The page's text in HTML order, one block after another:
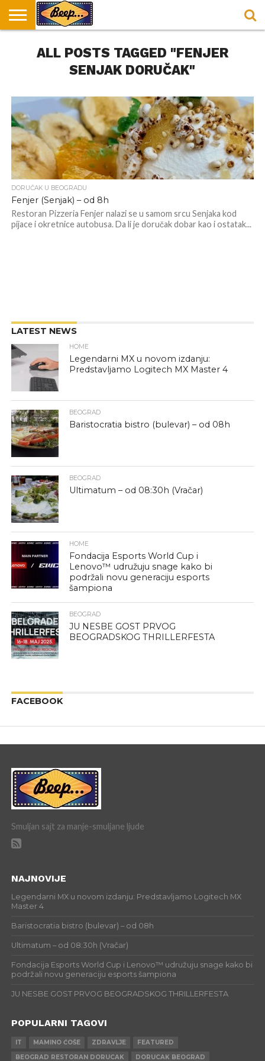
DORUČAK
BEOGRADU
SVAKODNEVICA
ENTERTAINMENT
LOKACIJE
HRANA I
RECEPTI
NEPUSACKI
LOKALI
ALL POSTS TAGGED "FENJER
SENJAK DORUČAK"
DORUČAK U BEOGRADU
Fenjer (Senjak) – od 8h
Restoran Pizzeria Fenjer nalazi se u samom srcu Senjaka kod
pijace i okretnice autobusa. Da li je doručak dobar kao i ostatak...
LATEST NEWS
HOME
Legendarni MX u novom izdanju:
Predstavljamo Logitech MX Master 4
BEOGRAD
Baristocratia bistro (bulevar) – od 08h
BEOGRAD
Ultimatum – od 08:30h (Vračar)
HOME
Fondacija Esports World Cup i
Lenovo™ udružuju snage kako bi
podržali novu generaciju esports
šampiona
BEOGRAD
JU NESBE GOST PRVOG
BEOGRADSKOG THRILLERFESTA
FACEBOOK
Smuljan sajt za manje-smuljane ljude
NAJNOVIJE
Legendarni MX u novom izdanju: Predstavljamo Logitech MX
Master 4
Baristocratia bistro (bulevar) – od 08h
Ultimatum – od 08:30h (Vračar)
Fondacija Esports World Cup i Lenovo™ udružuju snage kako bi
podržali novu generaciju esports šampiona
JU NESBE GOST PRVOG BEOGRADSKOG THRILLERFESTA
POPULARNI TAGOVI
IT MAMINO ĆOŠE ZDRAVLJE
FEATURED
BEOGRAD RESTORAN DORUCAK
DORUCAK BEOGRAD